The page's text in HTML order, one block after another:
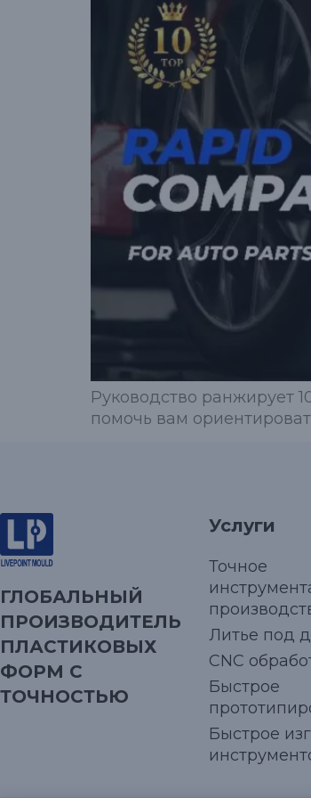
Руководство ранжирует
помочь вам
ГЛОБАЛЬНЫЙ
ПРОИЗВОДИТЕЛЬ
ПЛАСТИКОВЫХ
ФОРМ С
ТОЧНОСТЬЮ
Услуги
Точное
Литье под
CNC
Быстрое
Быстрое